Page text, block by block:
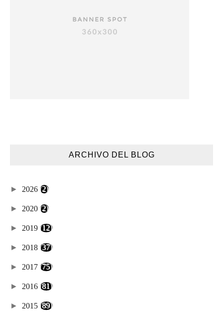
ARCHIVO DEL BLOG
► 2026 (2)
► 2020 (2)
► 2019 (12)
► 2018 (37)
► 2017 (75)
► 2016 (81)
► 2015 (89)